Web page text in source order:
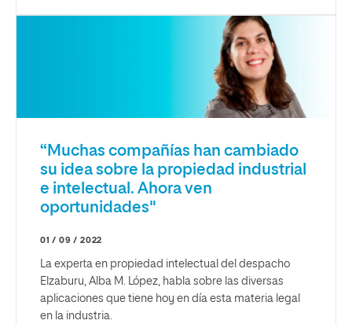
“Muchas compañías han cambiado
su idea sobre la propiedad industrial
e intelectual. Ahora ven
oportunidades"
01 / 09 / 2022
La experta en propiedad intelectual del despacho
Elzaburu, Alba M. López, habla sobre las diversas
aplicaciones que tiene hoy en día esta materia legal
en la industria.